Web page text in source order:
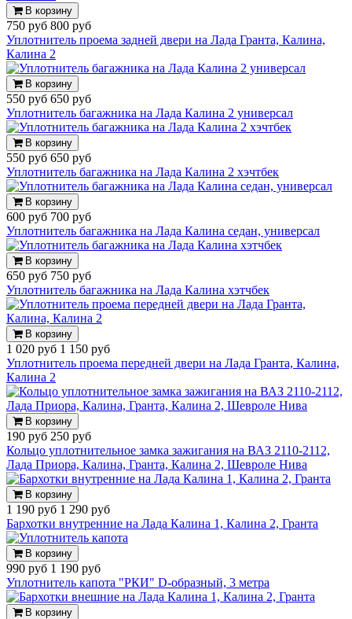
В корзину
750 руб 800 руб
Уплотнитель проема задней двери на Лада Гранта, Калина,
Калина 2
В корзину
550 руб 650 руб
Уплотнитель багажника на Лада Калина 2 универсал
В корзину
550 руб 650 руб
Уплотнитель багажника на Лада Калина 2 хэчтбек
В корзину
600 руб 700 руб
Уплотнитель багажника на Лада Калина седан, универсал
В корзину
650 руб 750 руб
Уплотнитель багажника на Лада Калина хэтчбек
В корзину
1 020 руб 1 150 руб
Уплотнитель проема передней двери на Лада Гранта, Калина,
Калина 2
В корзину
190 руб 250 руб
Кольцо уплотнительное замка зажигания на ВАЗ 2110-2112,
Лада Приора, Калина, Гранта, Калина 2, Шевроле Нива
В корзину
1 190 руб 1 290 руб
Бархотки внутренние на Лада Калина 1, Калина 2, Гранта
В корзину
990 руб 1 190 руб
Уплотнитель капота "РКИ" D-образный, 3 метра
В корзину